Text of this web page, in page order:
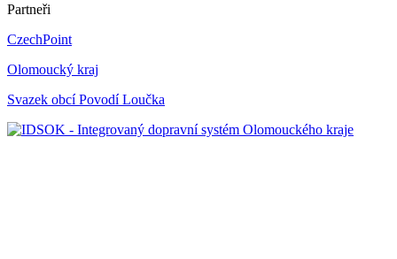
Partneři
CzechPoint
Olomoucký kraj
Svazek obcí Povodí Loučka